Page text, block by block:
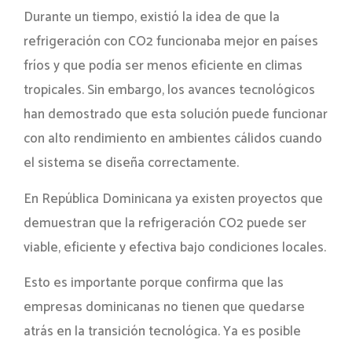
Durante un tiempo, existió la idea de que la
refrigeración con CO2 funcionaba mejor en países
fríos y que podía ser menos eficiente en climas
tropicales. Sin embargo, los avances tecnológicos
han demostrado que esta solución puede funcionar
con alto rendimiento en ambientes cálidos cuando
el sistema se diseña correctamente.
En República Dominicana ya existen proyectos que
demuestran que la refrigeración CO2 puede ser
viable, eficiente y efectiva bajo condiciones locales.
Esto es importante porque confirma que las
empresas dominicanas no tienen que quedarse
atrás en la transición tecnológica. Ya es posible